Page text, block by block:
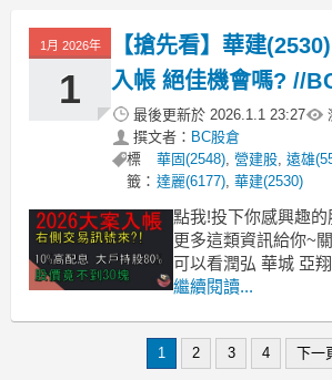
發 皇普 達麗 宏普 鉅
欣陸 亞昕 新潤
1月 2026年
1
【搶先看】華建
入帳 絕佳機會嗎? //
最後更新於 2026.1.1 23:27
撰文者： BC股倉
標
籤：
華固(2548),營建股,遠雄
達麗(6177),華建(2530)
點我!投下你感興趣
更多這類資訊給你~
可以看潤弘 華城 亞
友 中興電 櫻花 敦陽
發 皇普 達麗 宏普 鉅
繼續閱讀...
1 2 3 4 下一